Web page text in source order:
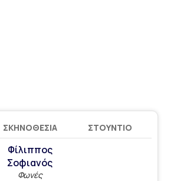
ΣΚΗΝΟΘΕΣΊΑ ΣΤΟΎΝΤΙΟ
Φίλιππος
Σοφιανός
Φωνές